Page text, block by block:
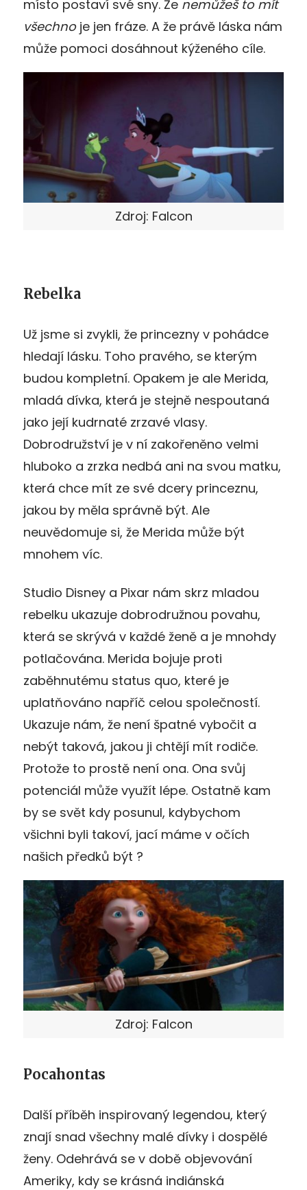
místo postaví své sny. Že nemůžeš to mít
všechnoje jen fráze. A že právě láska nám
může pomoci dosáhnout kýženého cíle.
Zdroj: Falcon
Rebelka
Už jsme si zvykli, že princezny v pohádce
hledají lásku. Toho pravého, se kterým
budou kompletní. Opakem je ale Merida,
mladá dívka, která je stejně nespoutaná
jako její kudrnaté zrzavé vlasy.
Dobrodružství je v ní zakořeněno velmi
hluboko a zrzka nedbá ani na svou matku,
která chce mít ze své dcery princeznu,
jakou by měla správně být. Ale
neuvědomuje si, že Merida může být
mnohem víc.
Studio Disney a Pixar nám skrz mladou
rebelku ukazuje dobrodružnou povahu,
která se skrývá v každé ženě a je mnohdy
potlačována. Merida bojuje proti
zaběhnutému status quo, které je
uplatňováno napříč celou společností.
Ukazuje nám, že není špatné vybočit a
nebýt taková, jakou ji chtějí mít rodiče.
Protože to prostě není ona. Ona svůj
potenciál může využít lépe. Ostatně kam
by se svět kdy posunul, kdybychom
všichni byli takoví, jací máme v očích
našich předků být ?
Zdroj: Falcon
Pocahontas
Další příběh inspirovaný legendou, který
znají snad všechny malé dívky i dospělé
ženy. Odehrává se v době objevování
Ameriky, kdy se krásná indiánská